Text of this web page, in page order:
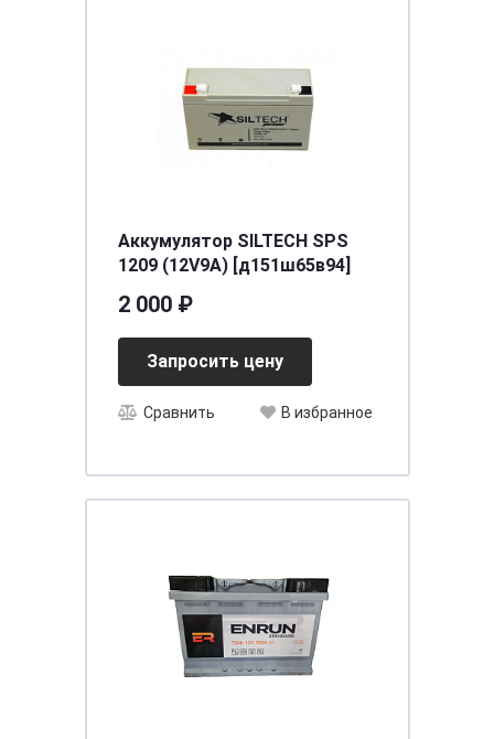
Аккумулятор SILTECH SPS
1209 (12V9A) [д151ш65в94]
2 000 ₽
Запросить цену
Сравнить В избранное